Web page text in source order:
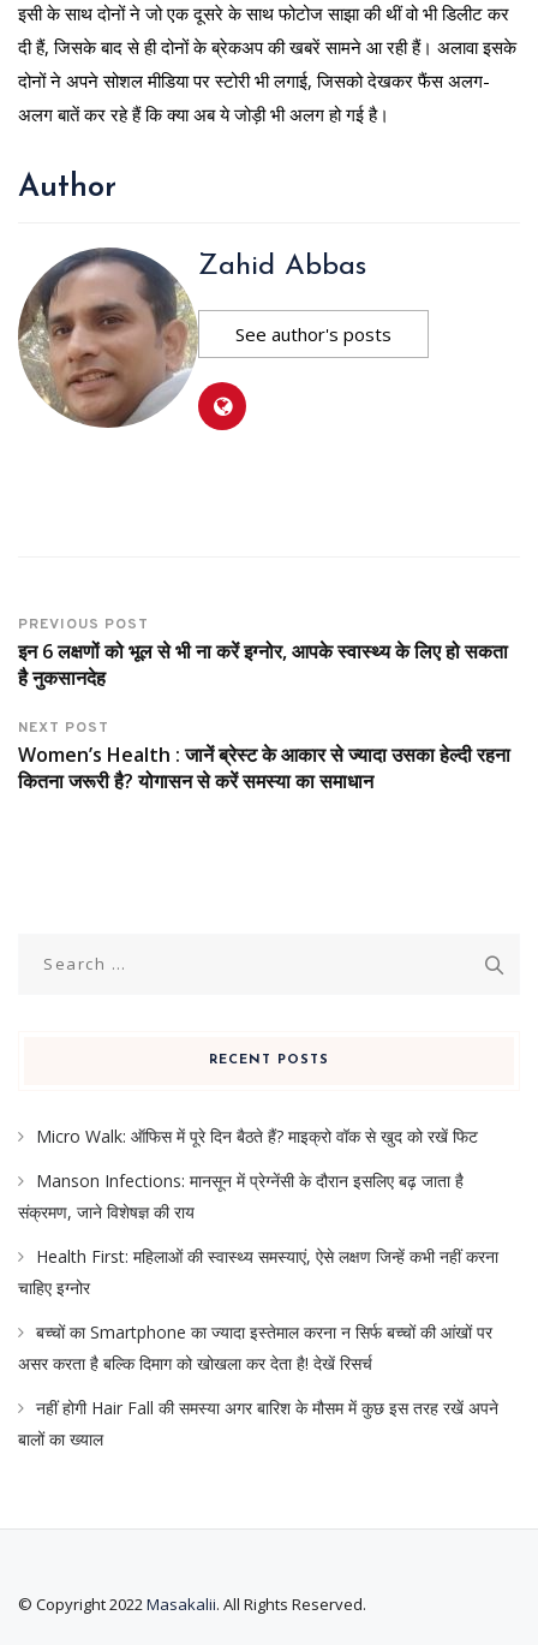
इसी के साथ दोनों ने जो एक दूसरे के साथ फोटोज साझा की थीं वो भी डिलीट कर
दी हैं, जिसके बाद से ही दोनों के ब्रेकअप की खबरें सामने आ रही हैं। अलावा इसके
दोनों ने अपने सोशल मीडिया पर स्टोरी भी लगाई, जिसको देखकर फैंस अलग-
अलग बातें कर रहे हैं कि क्या अब ये जोड़ी भी अलग हो गई है।
Author
Zahid Abbas
See author's posts
PREVIOUS POST
इन 6 लक्षणों को भूल से भी ना करें इग्नोर, आपके स्वास्थ्य के लिए हो सकता
है नुकसानदेह
NEXT POST
Women’s Health : जानें ब्रेस्ट के आकार से ज्यादा उसका हेल्दी रहना
कितना जरूरी है? योगासन से करें समस्या का समाधान
RECENT POSTS
Micro Walk: ऑफिस में पूरे दिन बैठते हैं? माइक्रो वॉक से खुद को रखें फिट
Manson Infections: मानसून में प्रेग्नेंसी के दौरान इसलिए बढ़ जाता है
संक्रमण, जाने विशेषज्ञ की राय
Health First: महिलाओं की स्वास्थ्य समस्याएं, ऐसे लक्षण जिन्हें कभी नहीं करना
चाहिए इग्नोर
बच्चों का Smartphone का ज्यादा इस्तेमाल करना न सिर्फ बच्चों की आंखों पर
असर करता है बल्कि दिमाग को खोखला कर देता है! देखें रिसर्च
नहीं होगी Hair Fall की समस्या अगर बारिश के मौसम में कुछ इस तरह रखें अपने
बालों का ख्याल
© Copyright 2022Masakalii. All Rights Reserved.